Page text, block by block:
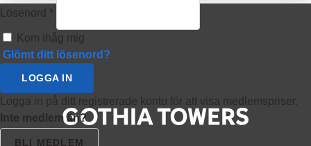
Lösenord *
Kom ihåg mig
Glömt ditt lösenord?
LOGGA IN
Logga in på ditt registrerade konto för att visa medlemspriser.
Inte medlem än?
BLI MEDLEM